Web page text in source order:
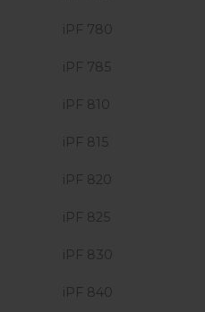
iPF 780
iPF 785
iPF 810
iPF 815
iPF 820
iPF 825
iPF 830
iPF 840